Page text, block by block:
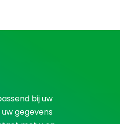
bij uw
gegevens